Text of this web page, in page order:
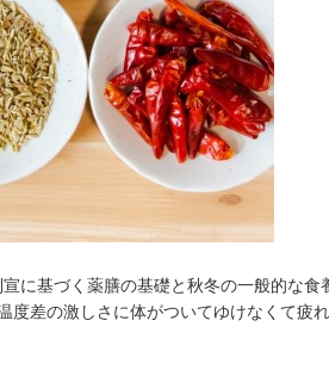
基づく薬膳の基礎と秋冬の一般的な食
差の激しさに体がついてゆけなくて疲